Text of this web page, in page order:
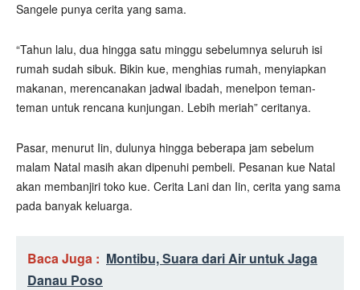
Sangele punya cerita yang sama.
“Tahun lalu, dua hingga satu minggu sebelumnya seluruh isi
rumah sudah sibuk. Bikin kue, menghias rumah, menyiapkan
makanan, merencanakan jadwal ibadah, menelpon teman-
teman untuk rencana kunjungan. Lebih meriah” ceritanya.
Pasar, menurut Iin, dulunya hingga beberapa jam sebelum
malam Natal masih akan dipenuhi pembeli. Pesanan kue Natal
akan membanjiri toko kue. Cerita Lani dan Iin, cerita yang sama
pada banyak keluarga.
Baca Juga : Montibu, Suara dari Air untuk Jaga
Danau Poso